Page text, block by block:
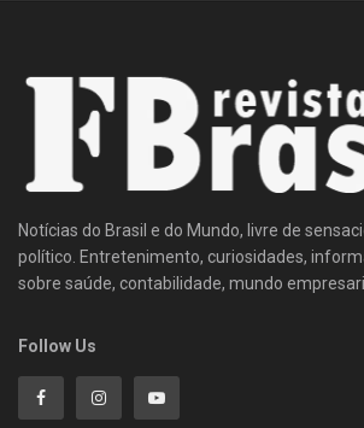
Notícias do Brasil e do Mundo, livre de
político. Entretenimento, curiosidades,
sobre saúde, contabilidade, mundo
Follow Us